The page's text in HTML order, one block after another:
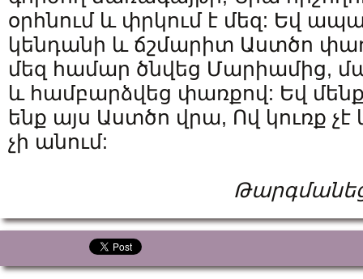
օրհնում և փրկում է մեզ: Եվ ապա
կենդանի և ճշմարիտ Աստծո
մեզ համար ծնվեց Մարիամից,
և համբարձվեց փառքով: Եվ մենք
ենք այս Աստծո վրա, Ով կուռք
չի անում: